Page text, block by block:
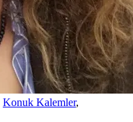
Konuk Kalemler,